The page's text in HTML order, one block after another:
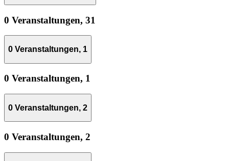
0 Veranstaltungen, 31
0 Veranstaltungen, 1
0 Veranstaltungen, 1
0 Veranstaltungen, 2
0 Veranstaltungen, 2